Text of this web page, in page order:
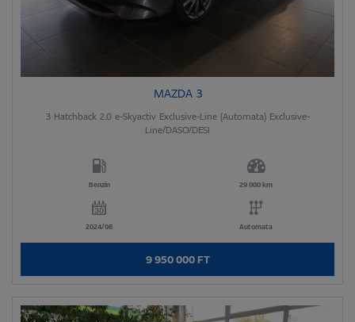
MAZDA 3
3 Hatchback 2.0 e-Skyactiv Exclusive-Line (Automata) Exclusive-
Line/DASO/DESI
Benzin 29 000 km
2024/08 Automata
9 950 000 FT